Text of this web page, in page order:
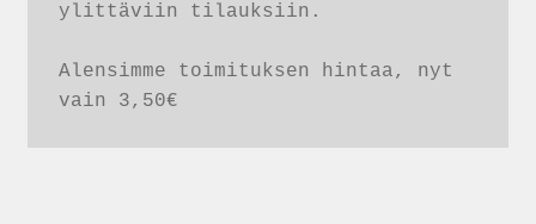
ylittäviin tilauksiin.
Alensimme toimituksen hintaa, nyt
vain 3,50€